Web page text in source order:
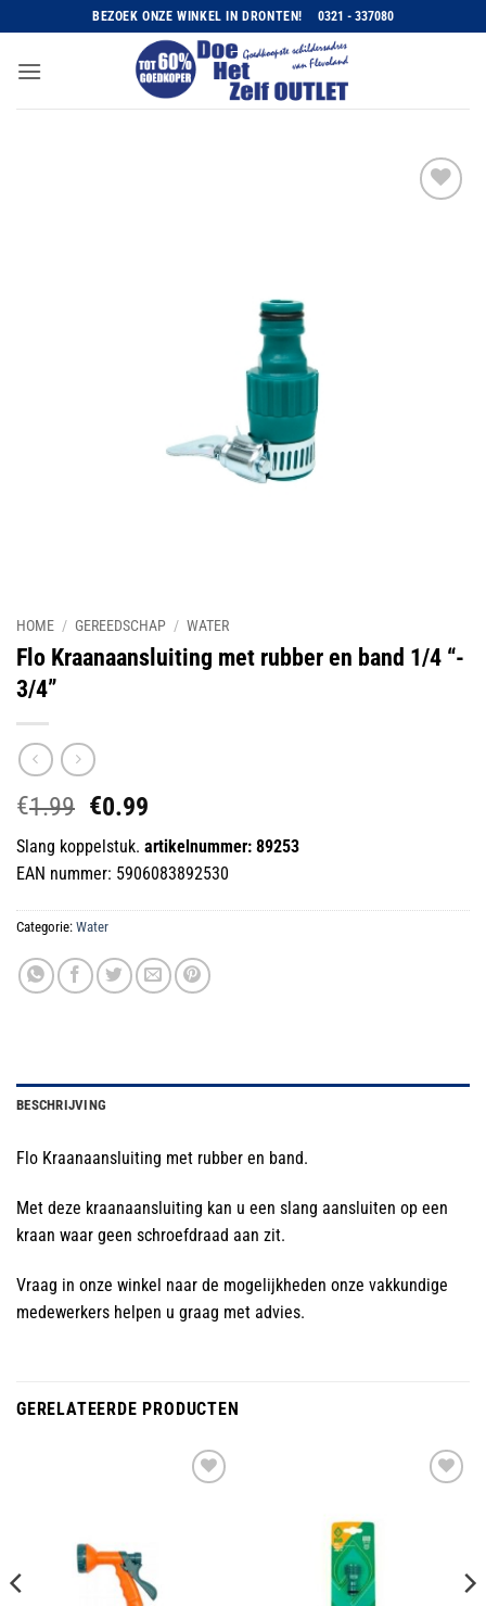
naar
inhoud
BEZOEK ONZE WINKEL IN DRONTEN! 0321 - 337080
HOME / GEREEDSCHAP / WATER
Flo Kraanaansluiting met rubber en band 1/4 “-
3/4”
€1.99 Oorspronkelijke
prijs
was:
€1.99.
€0.99
prijs
is:
€0.99.
Slang koppelstuk. artikelnummer: 89253
EAN nummer: 5906083892530
Categorie: Water
BESCHRIJVING
Flo Kraanaansluiting met rubber en band.
Met deze kraanaansluiting kan u een slang aansluiten op een
kraan waar geen schroefdraad aan zit.
Vraag in onze winkel naar de mogelijkheden onze vakkundige
medewerkers helpen u graag met advies.
GERELATEERDE PRODUCTEN